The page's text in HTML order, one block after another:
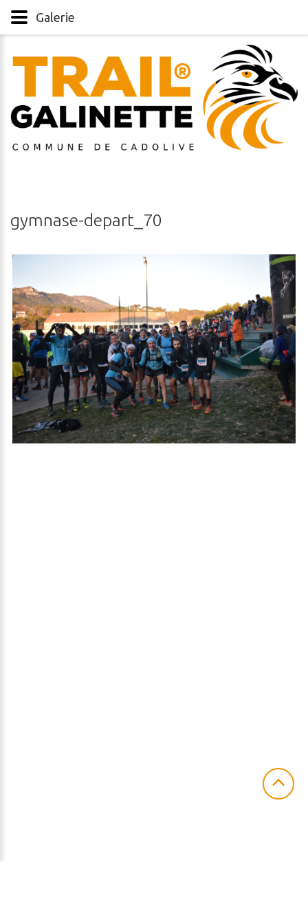
Galerie
gymnase-depart_70